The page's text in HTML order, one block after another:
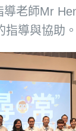
導老師Mr
指導與協助。